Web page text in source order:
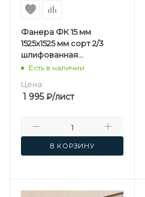
Фанера ФК 15 мм
1525х1525 мм сорт 2/3
шлифованная
березовая
Есть в наличии
Цена:
1 995₽/лист
В КОРЗИНУ